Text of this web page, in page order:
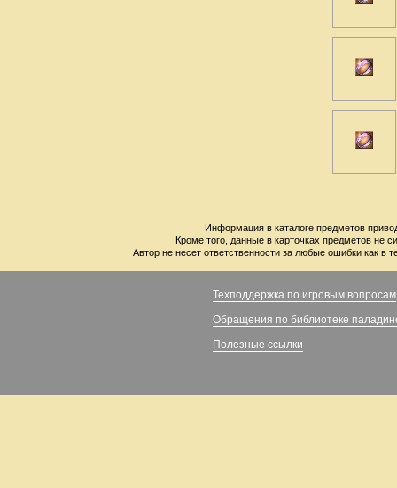
Информация в каталоге предметов
Кроме того, данные в карточках предметов не
Автор не несет ответственности за любые ошибки как в
Техподдержка по игровым вопросам
Обращения по библиотеке
Полезные ссылки